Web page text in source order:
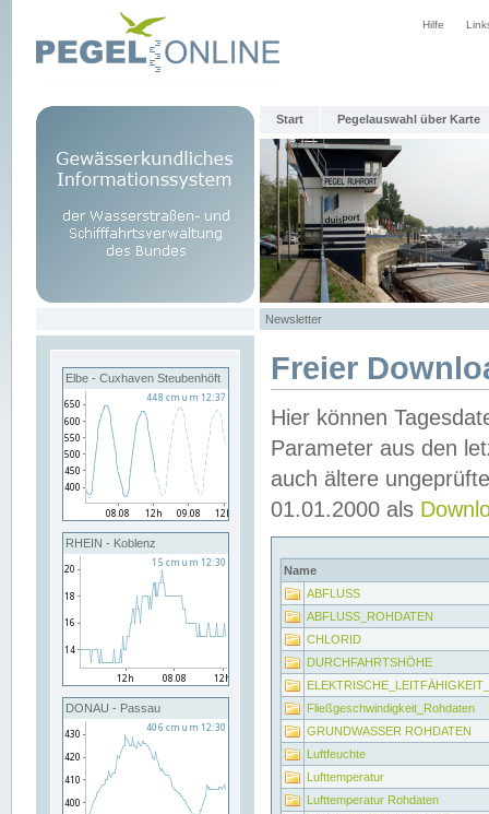
Hilfe
Start Pegelauswahl über Karte
Newsletter
Elbe - Cuxhaven Steubenhöft
RHEIN - Koblenz
DONAU - Passau
Freier
Hier können
Parameter aus den
auch ältere
01.01.2000 als
Name
ABFLUSS
ABFLUSS_ROHDATEN
CHLORID
DURCHFAHRTSHÖHE
Fließgeschwindigkeit_Rohdaten
GRUNDWASSER ROHDATEN
Luftfeuchte
Lufttemperatur
Lufttemperatur Rohdaten